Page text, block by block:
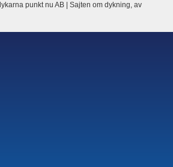
punkt nu AB | Sajten om dykning, av